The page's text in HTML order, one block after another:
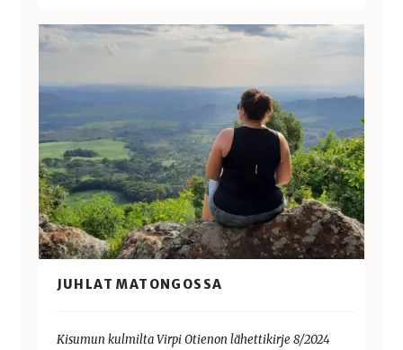
JUHLAT MATONGOSSA
Kisumun kulmilta Virpi Otienon lähettikirje 8/2024